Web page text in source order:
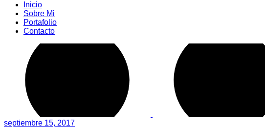
Inicio
Sobre Mi
Portafolio
Contacto
septiembre 15, 2017